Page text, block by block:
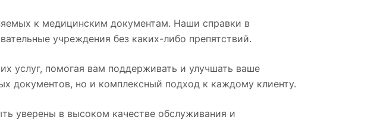
к медицинским документам. Наши справки в
учреждения без каких-либо препятствий.
услуг, помогая вам поддерживать и улучшать ваше
документов, но и комплексный подход к каждому клиенту.
уверены в высоком качестве обслуживания и